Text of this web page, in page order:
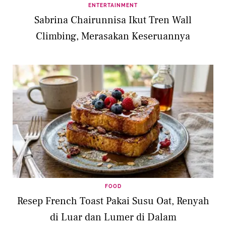
ENTERTAINMENT
Sabrina Chairunnisa Ikut Tren Wall
Climbing, Merasakan Keseruannya
FOOD
Resep French Toast Pakai Susu Oat, Renyah
di Luar dan Lumer di Dalam